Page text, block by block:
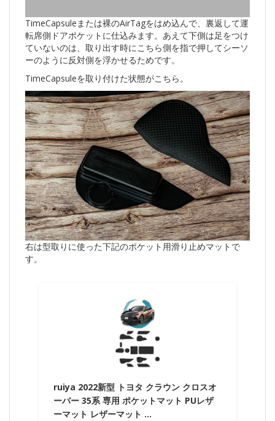
TimeCapsuleまたは裸のAirTagをはめ込んで、裏返して運
転席側ドアポケットに仕込みます。あえて下側は足をつけ
ていないのは、取り出す時にこちら側を指で押してシーソ
ーのように反対側を浮かせるためです。
TimeCapsuleを取り付けた状態がこちら。
右は型取りに使った下記のポケット用滑り止めマットで
す。
ruiya 2022新型 トヨタ クラウン クロスオ
ーバー 35系 専用 ポケットマット PUレザ
ーマット レザーマット …